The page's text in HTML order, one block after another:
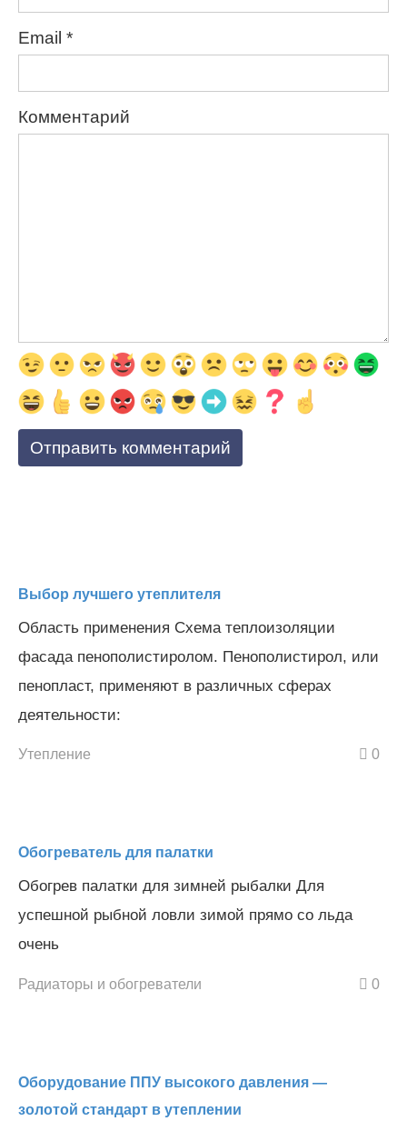
Email *
Комментарий
Выбор лучшего утеплителя
Область применения Схема теплоизоляции
фасада пенополистиролом. Пенополистирол, или
пенопласт, применяют в различных сферах
деятельности:
Утепление 0
Обогреватель для палатки
Обогрев палатки для зимней рыбалки Для
успешной рыбной ловли зимой прямо со льда
очень
Радиаторы и обогреватели 0
Оборудование ППУ высокого давления —
золотой стандарт в утеплении